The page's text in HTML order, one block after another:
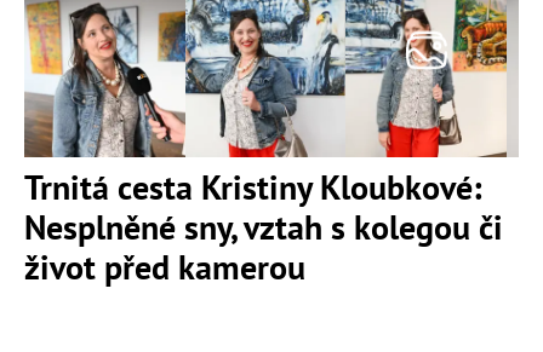
Trnitá cesta Kristiny Kloubkové:
Nesplněné sny, vztah s kolegou či
život před kamerou